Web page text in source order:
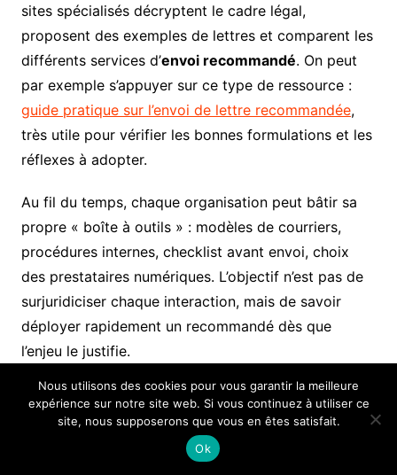
sites spécialisés décryptent le cadre légal,
proposent des exemples de lettres et comparent les
différents services d’envoi recommandé. On peut
par exemple s’appuyer sur ce type de ressource :
guide pratique sur l’envoi de lettre recommandée,
très utile pour vérifier les bonnes formulations et les
réflexes à adopter.
Au fil du temps, chaque organisation peut bâtir sa
propre « boîte à outils » : modèles de courriers,
procédures internes, checklist avant envoi, choix
des prestataires numériques. L’objectif n’est pas de
surjuridiciser chaque interaction, mais de savoir
déployer rapidement un recommandé dès que
l’enjeu le justifie.
Bien rédiger et envoyer sa lettre
recommandée : méthodes, erreurs
à éviter, réflexes gagnants
Nous utilisons des cookies pour vous garantir la meilleure
expérience sur notre site web. Si vous continuez à utiliser ce
site, nous supposerons que vous en êtes satisfait.
Ok